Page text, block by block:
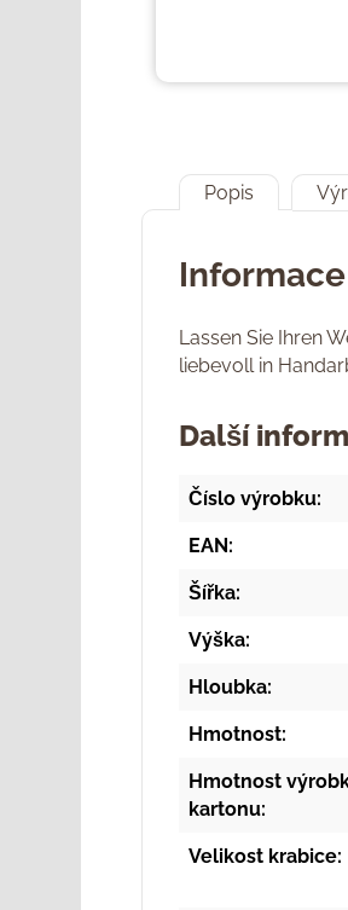
Popis
Lassen Sie Ihren
liebevoll in
Další
Číslo výrobku:
EAN:
Šířka:
Výška:
Hloubka:
Hmotnost:
Hmotnost
kartonu:
Velikost krabice: